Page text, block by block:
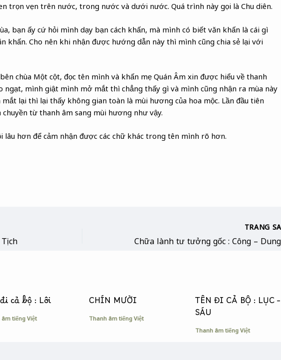
trọn vẹn trên nước, trong nước và dưới nước. Quá trình này gọi là Chu diên.
bạn ấy cứ hỏi mình dạy bạn cách khấn, mà mình có biết văn khấn là cái gì
khấn. Cho nên khi nhận được hướng dẫn này thì mình cũng chia sẻ lại với
chùa Một cột, đọc tên mình và khấn mẹ Quán Âm xin được hiểu về thanh
ngạt, mình giật mình mở mắt thì chẳng thấy gì và mình cũng nhận ra mùa này
lại thì lại thấy không gian toàn là mùi hương của hoa mộc. Lần đầu tiên
từ thanh âm sang mùi hương như vậy.
lâu hơn để cảm nhận được các chữ khác trong tên mình rõ hơn.
TRANG
cả bộ : Lôi
tiếng Việt
CHÍN MƯỜI
Thanh âm tiếng Việt
TÊN ĐI CẢ BỘ : LỤC –
SÁU
Thanh âm tiếng Việt